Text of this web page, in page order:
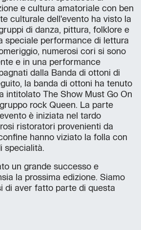
e cultura amatoriale con ben
culturale dell'evento ha visto la
di danza, pittura, folklore e
speciale performance di lettura
numerosi cori si sono
e in una performance
dalla Banda di ottoni di
la banda di ottoni ha tenuto
intitolato The Show Must Go On
rock Queen. La parte
è iniziata nel tardo
ristoratori provenienti da
hanno viziato la folla con
specialità.
un grande successo e
la prossima edizione. Siamo
di aver fatto parte di questa